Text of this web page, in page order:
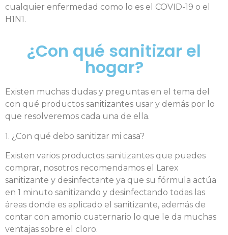
cualquier enfermedad como lo es el COVID-19 o el
H1N1.
¿Con qué sanitizar el
hogar?
Existen muchas dudas y preguntas en el tema del
con qué productos sanitizantes usar y demás por lo
que resolveremos cada una de ella.
1. ¿Con qué debo sanitizar mi casa?
Existen varios productos sanitizantes que puedes
comprar, nosotros recomendamos el Larex
sanitizante y desinfectante ya que su fórmula actúa
en 1 minuto sanitizando y desinfectando todas las
áreas donde es aplicado el sanitizante, además de
contar con amonio cuaternario lo que le da muchas
ventajas sobre el cloro.